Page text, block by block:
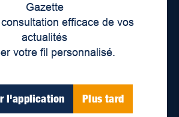
Gazette
efficace de vos
actualités
votre fil personnalisé.
l'application Plus tard